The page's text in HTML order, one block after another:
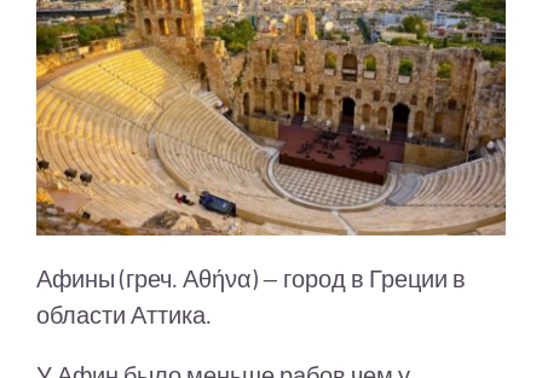
Афины (греч. Αθήνα) — город в Греции в
области Аттика.